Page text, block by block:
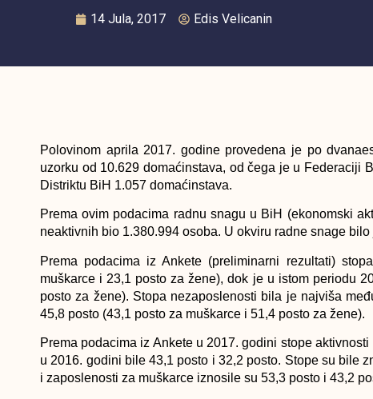
14 Jula, 2017 Edis Velicanin
Polovinom aprila 2017. godine provedena je po
uzorku od 10.629 domaćinstava, od čega je u Federaciji
Distriktu BiH 1.057 domaćinstava.
Prema ovim podacima radnu snagu u BiH (ekonomski
neaktivnih bio 1.380.994 osoba. U okviru radne snage
Prema podacima iz Ankete (preliminarni rezultati)
muškarce i 23,1 posto za žene), dok je u istom periodu
posto za žene). Stopa nezaposlenosti bila je najviša
45,8 posto (43,1 posto za muškarce i 51,4 posto za žene).
Prema podacima iz Ankete u 2017. godini stope
u 2016. godini bile 43,1 posto i 32,2 posto. Stope su bile
i zaposlenosti za muškarce iznosile su 53,3 posto i 43,2